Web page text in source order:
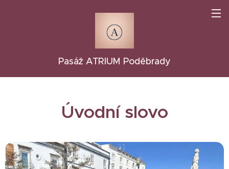
Pasáž ATRIUM Poděbrady
Úvodní slovo